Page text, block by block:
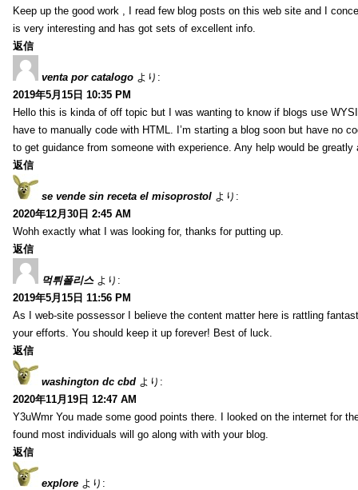
Keep up the good work , I read few blog posts on this web site and I
is very interesting and has got sets of excellent info.
返信
venta por catalogo より:
2019年5月15日 10:35 PM
Hello this is kinda of off topic but I was wanting to know if blogs use
have to manually code with HTML. I’m starting a blog soon but have no
to get guidance from someone with experience. Any help would be greatly
返信
se vende sin receta el misoprostol より:
2020年12月30日 2:45 AM
Wohh exactly what I was looking for, thanks for putting up.
返信
먹튀폴리스 より:
2019年5月15日 11:56 PM
As I web-site possessor I believe the content matter here is rattling
your efforts. You should keep it up forever! Best of luck.
返信
washington dc cbd より:
2020年11月19日 12:47 AM
Y3uWmr You made some good points there. I looked on the internet for
found most individuals will go along with with your blog.
返信
explore より: